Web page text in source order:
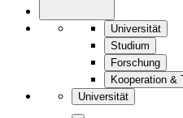
Universität
Studium
Forschung
Kooperation &
Universität